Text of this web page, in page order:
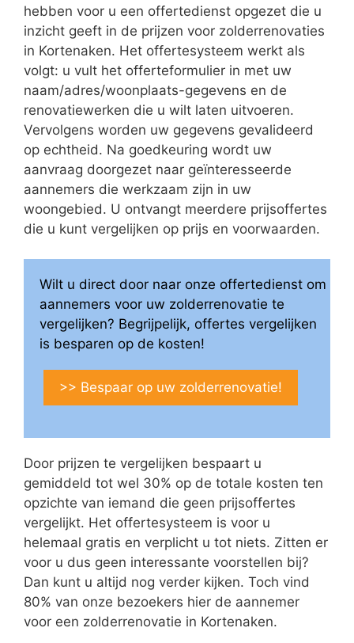
hebben voor u een offertedienst opgezet die u
inzicht geeft in de prijzen voor zolderrenovaties
in Kortenaken. Het offertesysteem werkt als
volgt: u vult het offerteformulier in met uw
naam/adres/woonplaats-gegevens en de
renovatiewerken die u wilt laten uitvoeren.
Vervolgens worden uw gegevens gevalideerd
op echtheid. Na goedkeuring wordt uw
aanvraag doorgezet naar geïnteresseerde
aannemers die werkzaam zijn in uw
woongebied. U ontvangt meerdere prijsoffertes
die u kunt vergelijken op prijs en voorwaarden.
Wilt u direct door naar onze offertedienst om
aannemers voor uw zolderrenovatie te
vergelijken? Begrijpelijk, offertes vergelijken
is besparen op de kosten!
>> Bespaar op uw zolderrenovatie!
Door prijzen te vergelijken bespaart u
gemiddeld tot wel 30% op de totale kosten ten
opzichte van iemand die geen prijsoffertes
vergelijkt. Het offertesysteem is voor u
helemaal gratis en verplicht u tot niets. Zitten er
voor u dus geen interessante voorstellen bij?
Dan kunt u altijd nog verder kijken. Toch vind
80% van onze bezoekers hier de aannemer
voor een zolderrenovatie in Kortenaken.